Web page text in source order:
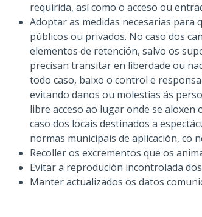
requirida, así como o acceso ou
Adoptar as medidas necesarias para
públicos ou privados. No caso dos
elementos de retención, salvo os
precisan transitar en liberdade ou
todo caso, baixo o control e
evitando danos ou molestias ás
libre acceso ao lugar onde se aloxen
caso dos locais destinados a
normas municipais de aplicación, co
Recoller os excrementos que os
Evitar a reprodución incontrolada
Manter actualizados os datos